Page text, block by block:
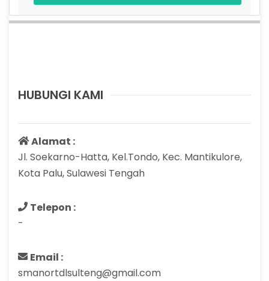
HUBUNGI KAMI
Alamat :
Jl. Soekarno-Hatta, Kel.Tondo, Kec. Mantikulore,
Kota Palu, Sulawesi Tengah
Telepon :
-
Email :
smanortdlsulteng@gmail.com